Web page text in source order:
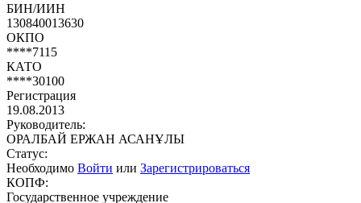
БИН/ИИН
130840013630
ОКПО
****7115
КАТО
****30100
Регистрация
19.08.2013
Руководитель:
ОРАЛБАЙ ЕРЖАН АСАНҰЛЫ
Статус:
Необходимо Войти или Зарегистрироваться
КОПФ:
Государственное учреждение